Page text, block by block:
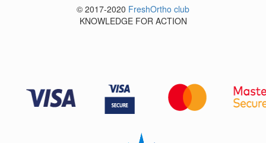
© 2017-2020 FreshOrtho club
KNOWLEDGE FOR ACTION